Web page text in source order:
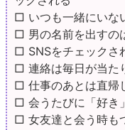
□ いつも一緒にいな
□ 男の名前を出すの
□ SNSをチェックさ
□ 連絡は毎日が当た
□ 仕事のあとは直帰
□ 会うたびに「好き
□ 女友達と会う時も